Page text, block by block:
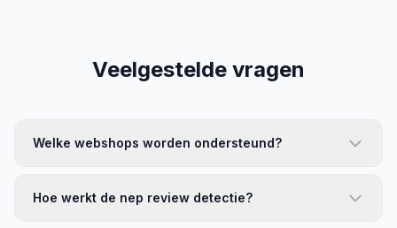
Veelgestelde vragen
Welke webshops worden ondersteund?
Hoe werkt de nep review detectie?